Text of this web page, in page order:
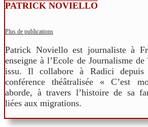
PATRICK NOVIELLO
Plus de publications
Patrick Noviello est journaliste à
enseigne à l’Ecole de Journalisme
issu. Il collabore à Radici depuis
conférence théâtralisée « C’est
aborde, à travers l’histoire de sa
liées aux migrations.